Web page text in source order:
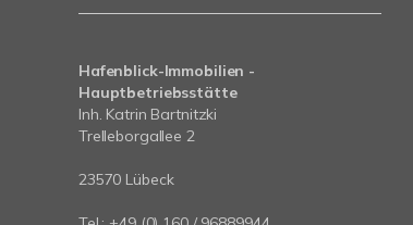
Hafenblick-Immobilien -
Hauptbetriebsstätte
Inh. Katrin Bartnitzki
Trelleborgallee 2
23570 Lübeck